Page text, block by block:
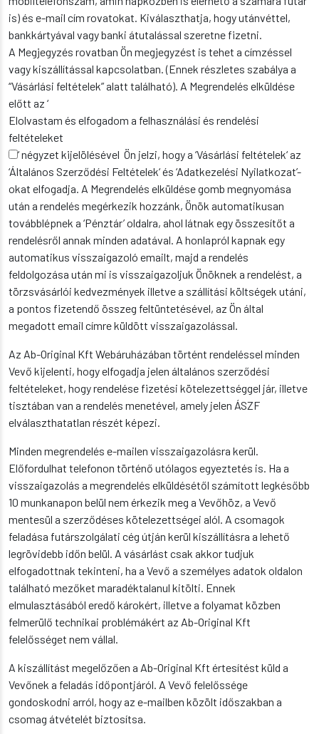
is) és e-mail cím rovatokat. Kiválaszthatja, hogy utánvéttel,
bankkártyával vagy banki átutalással szeretne fizetni.
A Megjegyzés rovatban Ön megjegyzést is tehet a címzéssel
vagy kiszállítással kapcsolatban. (Ennek részletes szabálya a
“Vásárlási feltételek” alatt található). A Megrendelés elküldése
előtt az ‘
Elolvastam és elfogadom a felhasználási és rendelési
feltételeket
‘ négyzet kijelölésével Ön jelzi, hogy a ‘Vásárlási feltételek‘ az
‘Általános Szerződési Feltételek‘ és ‘Adatkezelési Nyilatkozat’-
okat elfogadja. A Megrendelés elküldése gomb megnyomása
után a rendelés megérkezik hozzánk, Önök automatikusan
továbblépnek a ‘Pénztár’ oldalra, ahol látnak egy összesítőt a
rendelésről annak minden adatával. A honlapról kapnak egy
automatikus visszaigazoló emailt, majd a rendelés
feldolgozása után mi is visszaigazoljuk Önöknek a rendelést, a
törzsvásárlói kedvezmények illetve a szállítási költségek utáni,
a pontos fizetendő összeg feltüntetésével, az Ön által
megadott email címre küldött visszaigazolással.
Az Ab-Original Kft Webáruházában történt rendeléssel minden
Vevő kijelenti, hogy elfogadja jelen általános szerződési
feltételeket, hogy rendelése fizetési kötelezettséggel jár, illetve
tisztában van a rendelés menetével, amely jelen ÁSZF
elválaszthatatlan részét képezi.
Minden megrendelés e-mailen visszaigazolásra kerül.
Előfordulhat telefonon történő utólagos egyeztetés is. Ha a
visszaigazolás a megrendelés elküldésétől számított legkésőbb
10 munkanapon belül nem érkezik meg a Vevőhöz, a Vevő
mentesül a szerződéses kötelezettségei alól. A csomagok
feladása futárszolgálati cég útján kerül kiszállításra a lehető
legrövidebb időn belül. A vásárlást csak akkor tudjuk
elfogadottnak tekinteni, ha a Vevő a személyes adatok oldalon
található mezőket maradéktalanul kitölti. Ennek
elmulasztásából eredő károkért, illetve a folyamat közben
felmerülő technikai problémákért az Ab-Original Kft
felelősséget nem vállal.
A kiszállítást megelőzően a Ab-Original Kft értesítést küld a
Vevőnek a feladás időpontjáról. A Vevő felelőssége
gondoskodni arról, hogy az e-mailben közölt időszakban a
csomag átvételét biztosítsa.